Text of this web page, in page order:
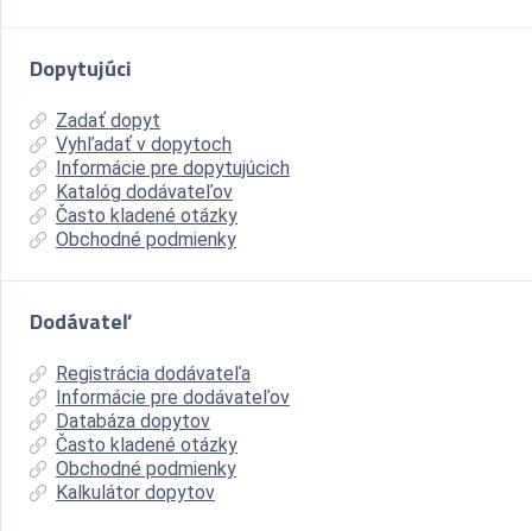
Dopytujúci
Zadať dopyt
Vyhľadať v dopytoch
Informácie pre dopytujúcich
Katalóg dodávateľov
Často kladené otázky
Obchodné podmienky
Dodávateľ
Registrácia dodávateľa
Informácie pre dodávateľov
Databáza dopytov
Často kladené otázky
Obchodné podmienky
Kalkulátor dopytov